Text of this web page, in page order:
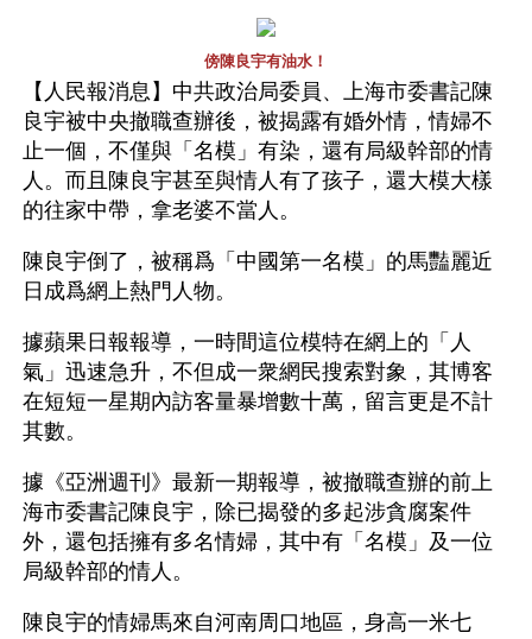
傍陳良宇有油水！
【人民報消息】中共政治局委員、上海市委書記陳
良宇被中央撤職查辦後，被揭露有婚外情，情婦不
止一個，不僅與「名模」有染，還有局級幹部的情
人。而且陳良宇甚至與情人有了孩子，還大模大樣
的往家中帶，拿老婆不當人。
陳良宇倒了，被稱爲「中國第一名模」的馬豔麗近
日成爲網上熱門人物。
據蘋果日報報導，一時間這位模特在網上的「人
氣」迅速急升，不但成一衆網民搜索對象，其博客
在短短一星期內訪客量暴增數十萬，留言更是不計
其數。
據《亞洲週刊》最新一期報導，被撤職查辦的前上
海市委書記陳良宇，除已揭發的多起涉貪腐案件
外，還包括擁有多名情婦，其中有「名模」及一位
局級幹部的情人。
陳良宇的情婦馬來自河南周口地區，身高一米七